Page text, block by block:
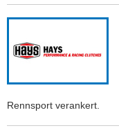
Rennsport verankert.